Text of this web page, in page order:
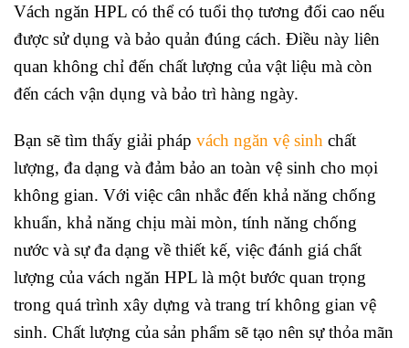
Vách ngăn HPL có thể có tuổi thọ tương đối cao nếu
được sử dụng và bảo quản đúng cách. Điều này liên
quan không chỉ đến chất lượng của vật liệu mà còn
đến cách vận dụng và bảo trì hàng ngày.
Bạn sẽ tìm thấy giải pháp vách ngăn vệ sinh chất
lượng, đa dạng và đảm bảo an toàn vệ sinh cho mọi
không gian. Với việc cân nhắc đến khả năng chống
khuẩn, khả năng chịu mài mòn, tính năng chống
nước và sự đa dạng về thiết kế, việc đánh giá chất
lượng của vách ngăn HPL là một bước quan trọng
trong quá trình xây dựng và trang trí không gian vệ
sinh. Chất lượng của sản phẩm sẽ tạo nên sự thỏa mãn